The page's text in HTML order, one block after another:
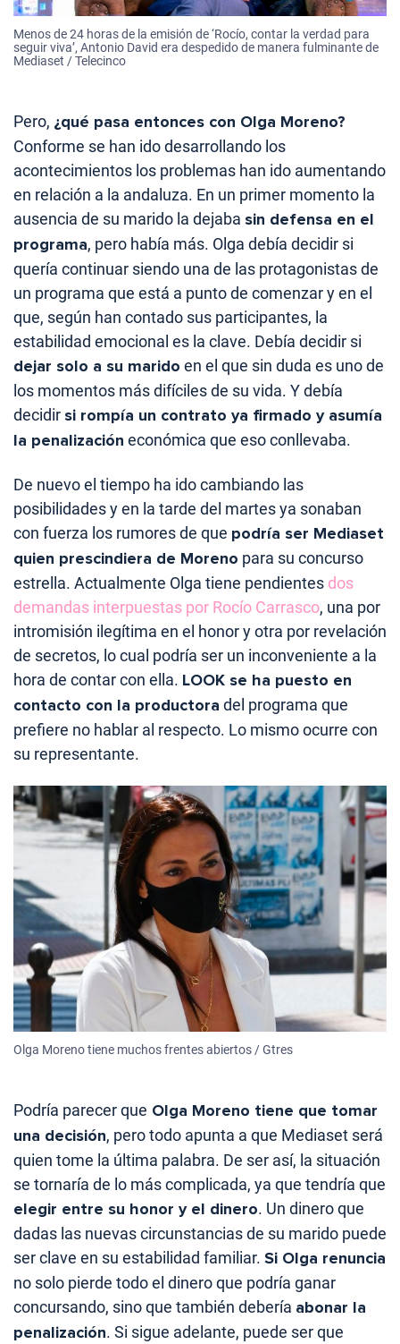
Menos de 24 horas de la emisión de ‘Rocío, contar la verdad para
seguir viva’, Antonio David era despedido de manera fulminante de
Mediaset / Telecinco
Pero, ¿qué pasa entonces con Olga Moreno?
Conforme se han ido desarrollando los
acontecimientos los problemas han ido aumentando
en relación a la andaluza. En un primer momento la
ausencia de su marido la dejaba sin defensa en el
programa, pero había más. Olga debía decidir si
quería continuar siendo una de las protagonistas de
un programa que está a punto de comenzar y en el
que, según han contado sus participantes, la
estabilidad emocional es la clave. Debía decidir si
dejar solo a su marido en el que sin duda es uno de
los momentos más difíciles de su vida. Y debía
decidir si rompía un contrato ya firmado y asumía
la penalización económica que eso conllevaba.
De nuevo el tiempo ha ido cambiando las
posibilidades y en la tarde del martes ya sonaban
con fuerza los rumores de que podría ser Mediaset
quien prescindiera de Moreno para su concurso
estrella. Actualmente Olga tiene pendientes dos
demandas interpuestas por Rocío Carrasco, una por
intromisión ilegítima en el honor y otra por revelación
de secretos, lo cual podría ser un inconveniente a la
hora de contar con ella. LOOK se ha puesto en
contacto con la productora del programa que
prefiere no hablar al respecto. Lo mismo ocurre con
su representante.
Olga Moreno tiene muchos frentes abiertos / Gtres
Podría parecer que Olga Moreno tiene que tomar
una decisión, pero todo apunta a que Mediaset será
quien tome la última palabra. De ser así, la situación
se tornaría de lo más complicada, ya que tendría que
elegir entre su honor y el dinero. Un dinero que
dadas las nuevas circunstancias de su marido puede
ser clave en su estabilidad familiar. Si Olga renuncia
no solo pierde todo el dinero que podría ganar
concursando, sino que también debería abonar la
penalización. Si sigue adelante, puede ser que